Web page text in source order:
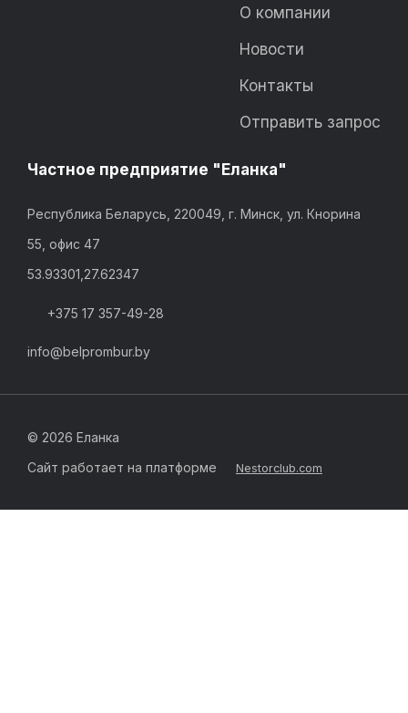
О компании
Новости
Контакты
Отправить запрос
Частное предприятие "Еланка"
Республика Беларусь, 220049, г. Минск, ул. Кнорина
55, офис 47
53.93301,27.62347
+375 17 357-49-28
info@belprombur.by
© 2026 Еланка
Сайт работает на платформе
Nestorclub.com